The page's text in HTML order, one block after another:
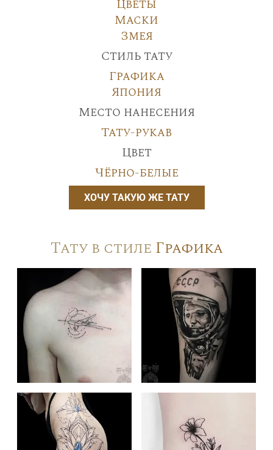
Цветы
Маски
Змея
Стиль тату
Графика
Япония
Место нанесения
Тату-рукав
Цвет
Чёрно-белые
ХОЧУ ТАКУЮ ЖЕ ТАТУ
Тату в стиле Графика